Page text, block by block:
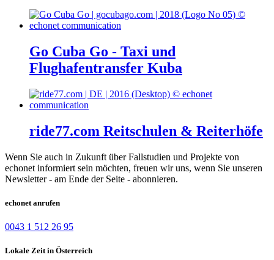
Go Cuba Go - Taxi und
Flughafentransfer Kuba
ride77.com Reitschulen & Reiterhöfe
Wenn Sie auch in Zukunft über Fallstudien und Projekte von
echonet informiert sein möchten, freuen wir uns, wenn Sie unseren
Newsletter - am Ende der Seite - abonnieren.
echonet anrufen
0043 1 512 26 95
Lokale Zeit in Österreich